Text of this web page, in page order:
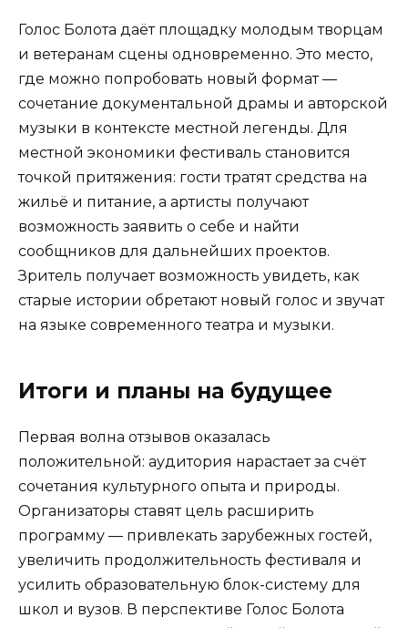
Голос Болота даёт площадку молодым творцам
и ветеранам сцены одновременно. Это место,
где можно попробовать новый формат —
сочетание документальной драмы и авторской
музыки в контексте местной легенды. Для
местной экономики фестиваль становится
точкой притяжения: гости тратят средства на
жильё и питание, а артисты получают
возможность заявить о себе и найти
сообщников для дальнейших проектов.
Зритель получает возможность увидеть, как
старые истории обретают новый голос и звучат
на языке современного театра и музыки.
Итоги и планы на будущее
Первая волна отзывов оказалась
положительной: аудитория нарастает за счёт
сочетания культурного опыта и природы.
Организаторы ставят цель расширить
программу — привлекать зарубежных гостей,
увеличить продолжительность фестиваля и
усилить образовательную блок-систему для
школ и вузов. В перспективе Голос Болота